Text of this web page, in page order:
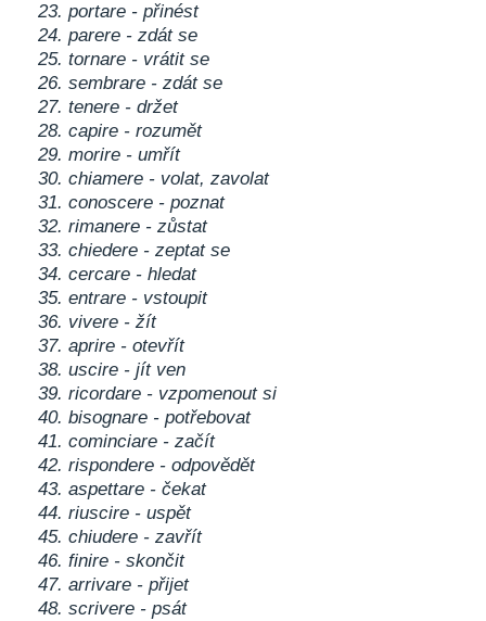
23. portare - přinést
24. parere - zdát se
25. tornare - vrátit se
26. sembrare - zdát se
27. tenere - držet
28. capire - rozumět
29. morire - umřít
30. chiamere - volat, zavolat
31. conoscere - poznat
32. rimanere - zůstat
33. chiedere - zeptat se
34. cercare - hledat
35. entrare - vstoupit
36. vivere - žít
37. aprire - otevřít
38. uscire - jít ven
39. ricordare - vzpomenout si
40. bisognare - potřebovat
41. cominciare - začít
42. rispondere - odpovědět
43. aspettare - čekat
44. riuscire - uspět
45. chiudere - zavřít
46. finire - skončit
47. arrivare - přijet
48. scrivere - psát